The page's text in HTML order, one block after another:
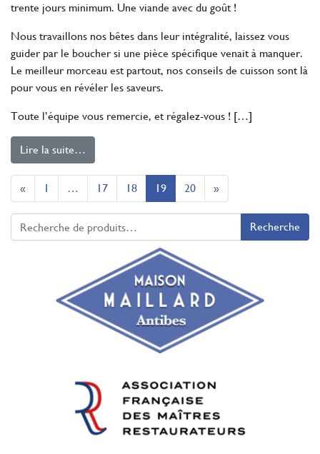
trente jours minimum. Une viande avec du goût !
Nous travaillons nos bêtes dans leur intégralité, laissez vous
guider par le boucher si une pièce spécifique venait à manquer.
Le meilleur morceau est partout, nos conseils de cuisson sont là
pour vous en révéler les saveurs.
Toute l’équipe vous remercie, et régalez-vous ! […]
Lire la suite…
Navigation dans les articles
« 1 … 17 18 19 20 »
Recherche pour : Recherche